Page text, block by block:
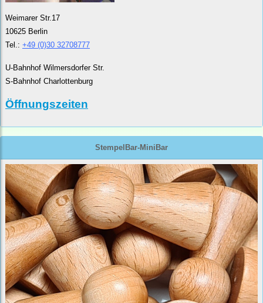
Weimarer Str.17
10625 Berlin
Tel.: +49 (0)30 32708777
U-Bahnhof Wilmersdorfer Str.
S-Bahnhof Charlottenburg
Öffnungszeiten
StempelBar-MiniBar